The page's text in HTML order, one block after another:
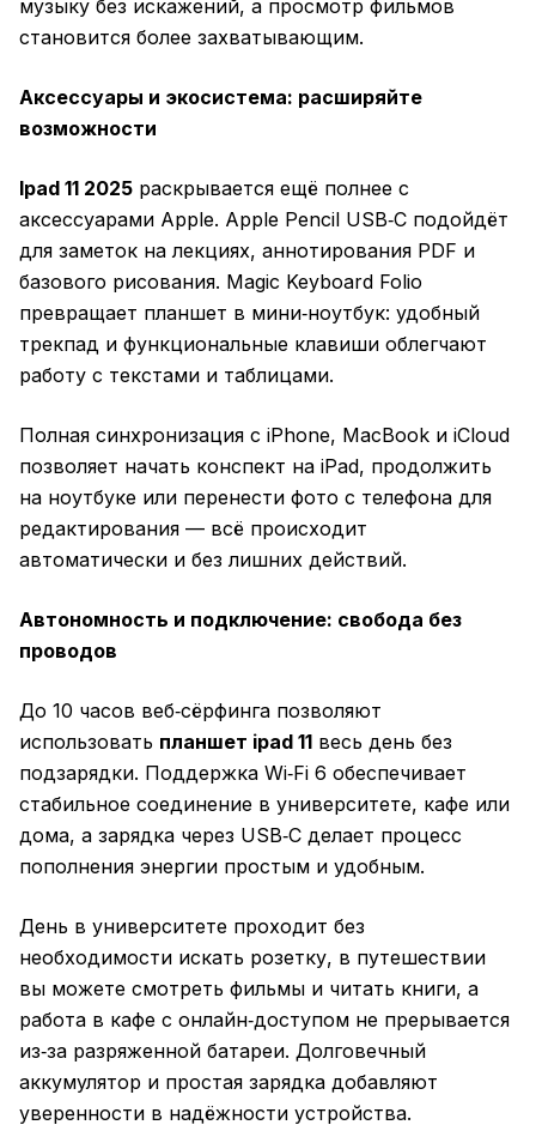
музыку без искажений, а просмотр фильмов
становится более захватывающим.
Аксессуары и экосистема: расширяйте
возможности
Ipad 11 2025 раскрывается ещё полнее с
аксессуарами Apple. Apple Pencil USB‑C подойдёт
для заметок на лекциях, аннотирования PDF и
базового рисования. Magic Keyboard Folio
превращает планшет в мини‑ноутбук: удобный
трекпад и функциональные клавиши облегчают
работу с текстами и таблицами.
Полная синхронизация с iPhone, MacBook и iCloud
позволяет начать конспект на iPad, продолжить
на ноутбуке или перенести фото с телефона для
редактирования — всё происходит
автоматически и без лишних действий.
Автономность и подключение: свобода без
проводов
До 10 часов веб‑сёрфинга позволяют
использовать планшет ipad 11 весь день без
подзарядки. Поддержка Wi‑Fi 6 обеспечивает
стабильное соединение в университете, кафе или
дома, а зарядка через USB‑C делает процесс
пополнения энергии простым и удобным.
День в университете проходит без
необходимости искать розетку, в путешествии
вы можете смотреть фильмы и читать книги, а
работа в кафе с онлайн‑доступом не прерывается
из‑за разряженной батареи. Долговечный
аккумулятор и простая зарядка добавляют
уверенности в надёжности устройства.